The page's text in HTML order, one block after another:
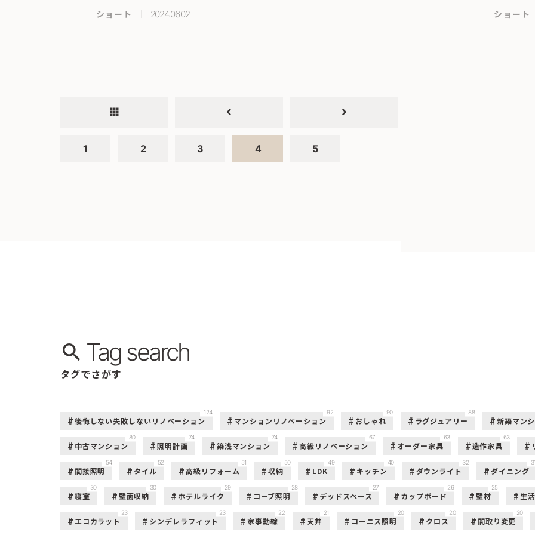
ショート 2024.06.02 ショート
apps chevron_left chevron_right
1 2 3 4 5
Tag search
タグでさがす
後悔しない失敗しないリノベーション
124
マンションリノベーション
92
おしゃれ
90
ラグジュアリー
88
新築マン
中古マンション
80
照明計画
74
築浅マンション
74
高級リノベーション
67
オーダー家具
63
造作家具
63
間接照明
54
タイル
52
高級リフォーム
51
収納
50
LDK
49
キッチン
40
ダウンライト
32
ダイニング
31
寝室
30
壁面収納
30
ホテルライク
29
コーブ照明
28
デッドスペース
27
カップボード
26
壁材
25
生
エコカラット
23
シンデレラフィット
23
家事動線
22
天井
21
コーニス照明
20
クロス
20
間取り変更
20